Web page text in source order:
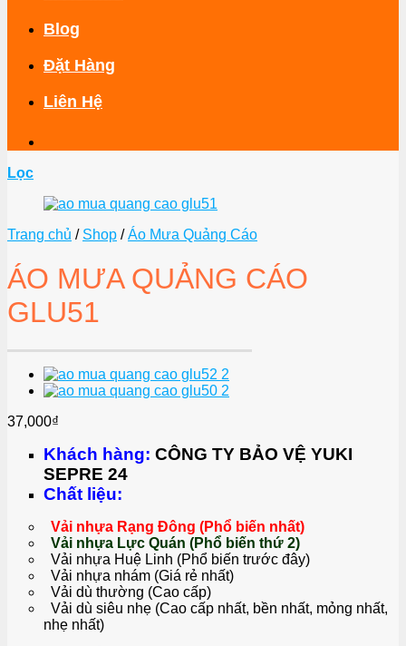
Blog
Đặt Hàng
Liên Hệ
Lọc
Trang chủ / Shop / Áo Mưa Quảng Cáo
ÁO MƯA QUẢNG CÁO
GLU51
37,000₫
Khách hàng: CÔNG TY BẢO VỆ YUKI
SEPRE 24
Chất liệu:
Vải nhựa Rạng Đông (Phổ biến nhất)
Vải nhựa Lực Quán (Phổ biến thứ 2)
Vải nhựa Huệ Linh (Phổ biến trước đây)
Vải nhựa nhám (Giá rẻ nhất)
Vải dù thường (Cao cấp)
Vải dù siêu nhẹ (Cao cấp nhất, bền nhất, mỏng nhất,
nhẹ nhất)